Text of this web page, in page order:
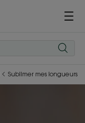
Sublimer mes longueurs